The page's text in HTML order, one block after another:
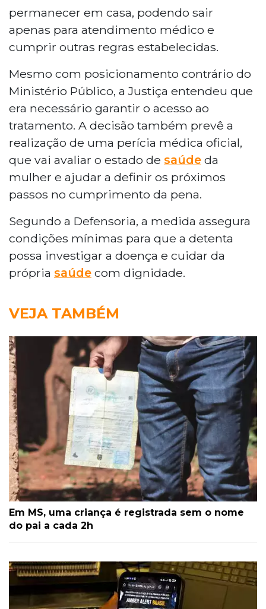
permanecer em casa, podendo sair
apenas para atendimento médico e
cumprir outras regras estabelecidas.
Mesmo com posicionamento contrário do
Ministério Público, a Justiça entendeu que
era necessário garantir o acesso ao
tratamento. A decisão também prevê a
realização de uma perícia médica oficial,
que vai avaliar o estado de saúde da
mulher e ajudar a definir os próximos
passos no cumprimento da pena.
Segundo a Defensoria, a medida assegura
condições mínimas para que a detenta
possa investigar a doença e cuidar da
própria saúde com dignidade.
VEJA TAMBÉM
Em MS, uma criança é registrada sem o nome
do pai a cada 2h